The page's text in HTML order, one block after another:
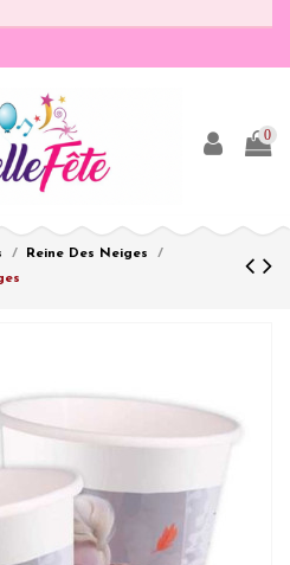
0
Reine Des Neiges